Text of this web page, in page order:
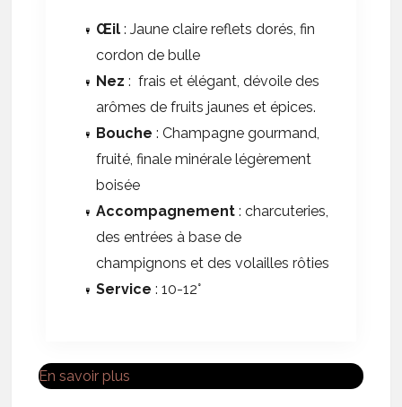
Œil : Jaune claire reflets dorés, fin
cordon de bulle
Nez : frais et élégant, dévoile des
arômes de fruits jaunes et épices.
Bouche : Champagne gourmand,
fruité, finale minérale légèrement
boisée
Accompagnement : charcuteries,
des entrées à base de
champignons et des volailles rôties
Service : 10-12°
En savoir plus